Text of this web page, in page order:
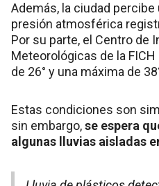
Además, la ciudad percibe
presión atmosférica
Por su parte, el Centro de
Meteorológicas de la
de 26° y una máxima de
Estas condiciones son
sin embargo,se espera
algunas lluvias aisladas